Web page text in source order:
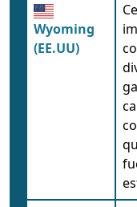
Wyoming
(EE.UU)